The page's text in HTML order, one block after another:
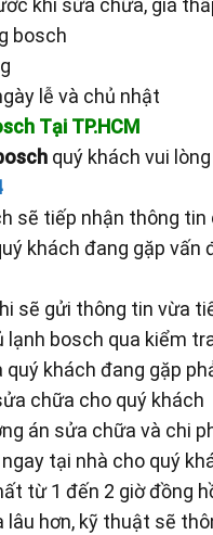
khi sửa chữa, giá
bosch
lễ và chủ nhật
Tại TP.HCM
quý khách vui
sẽ tiếp nhận thông tin
khách đang gặp vấn
sẽ gửi thông tin vừa
bosch qua kiểm
khách đang gặp
chữa cho quý khách
án sửa chữa và chi
tại nhà cho quý
từ 1 đến 2 giờ đồng
hơn, kỹ thuật sẽ